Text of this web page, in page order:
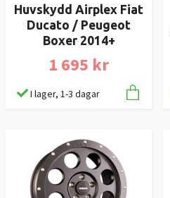
Huvskydd Airplex Fiat
Ducato / Peugeot
Boxer 2014+
1 695 kr
I lager, 1-3 dagar